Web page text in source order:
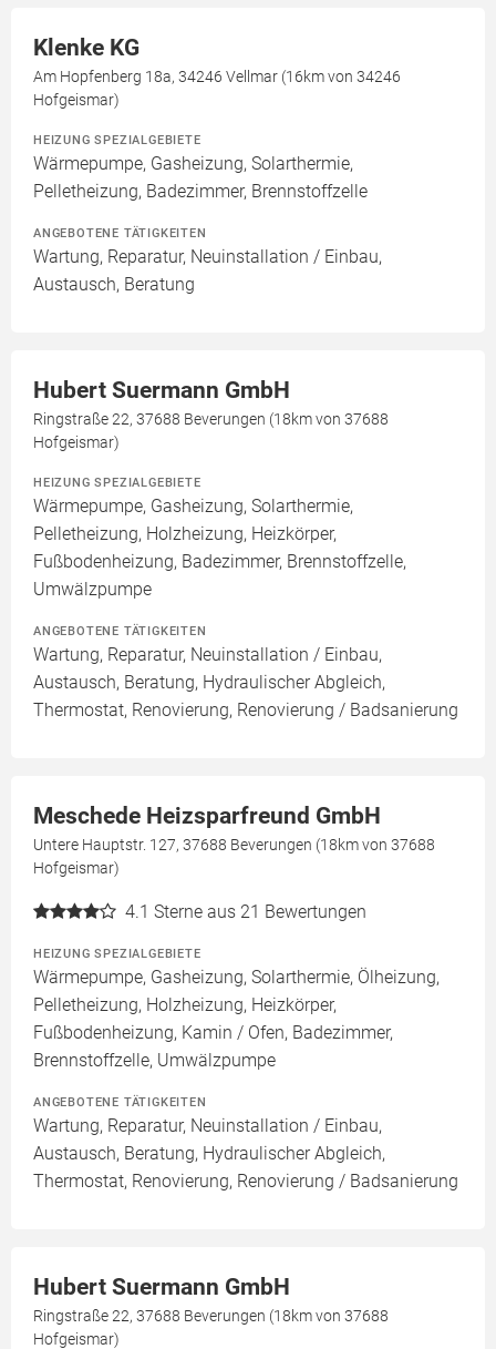
Klenke KG
Am Hopfenberg 18a, 34246 Vellmar (16km von 34246
Hofgeismar)
HEIZUNG SPEZIALGEBIETE
Wärmepumpe, Gasheizung, Solarthermie,
Pelletheizung, Badezimmer, Brennstoffzelle
ANGEBOTENE TÄTIGKEITEN
Wartung, Reparatur, Neuinstallation / Einbau,
Austausch, Beratung
Hubert Suermann GmbH
Ringstraße 22, 37688 Beverungen (18km von 37688
Hofgeismar)
HEIZUNG SPEZIALGEBIETE
Wärmepumpe, Gasheizung, Solarthermie,
Pelletheizung, Holzheizung, Heizkörper,
Fußbodenheizung, Badezimmer, Brennstoffzelle,
Umwälzpumpe
ANGEBOTENE TÄTIGKEITEN
Wartung, Reparatur, Neuinstallation / Einbau,
Austausch, Beratung, Hydraulischer Abgleich,
Thermostat, Renovierung, Renovierung / Badsanierung
Meschede Heizsparfreund GmbH
Untere Hauptstr. 127, 37688 Beverungen (18km von 37688
Hofgeismar)
4.1 Sterne aus 21 Bewertungen
HEIZUNG SPEZIALGEBIETE
Wärmepumpe, Gasheizung, Solarthermie, Ölheizung,
Pelletheizung, Holzheizung, Heizkörper,
Fußbodenheizung, Kamin / Ofen, Badezimmer,
Brennstoffzelle, Umwälzpumpe
ANGEBOTENE TÄTIGKEITEN
Wartung, Reparatur, Neuinstallation / Einbau,
Austausch, Beratung, Hydraulischer Abgleich,
Thermostat, Renovierung, Renovierung / Badsanierung
Hubert Suermann GmbH
Ringstraße 22, 37688 Beverungen (18km von 37688
Hofgeismar)